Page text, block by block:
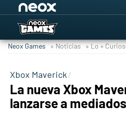
Hyrule
Cyberpunk
Hyrule
Neox Games » Noticias » Lo +
Xbox Maverick
La nueva Xbox
lanzarse a